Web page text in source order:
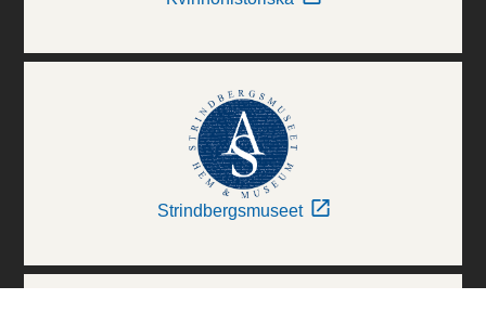
Strindbergsmuseet